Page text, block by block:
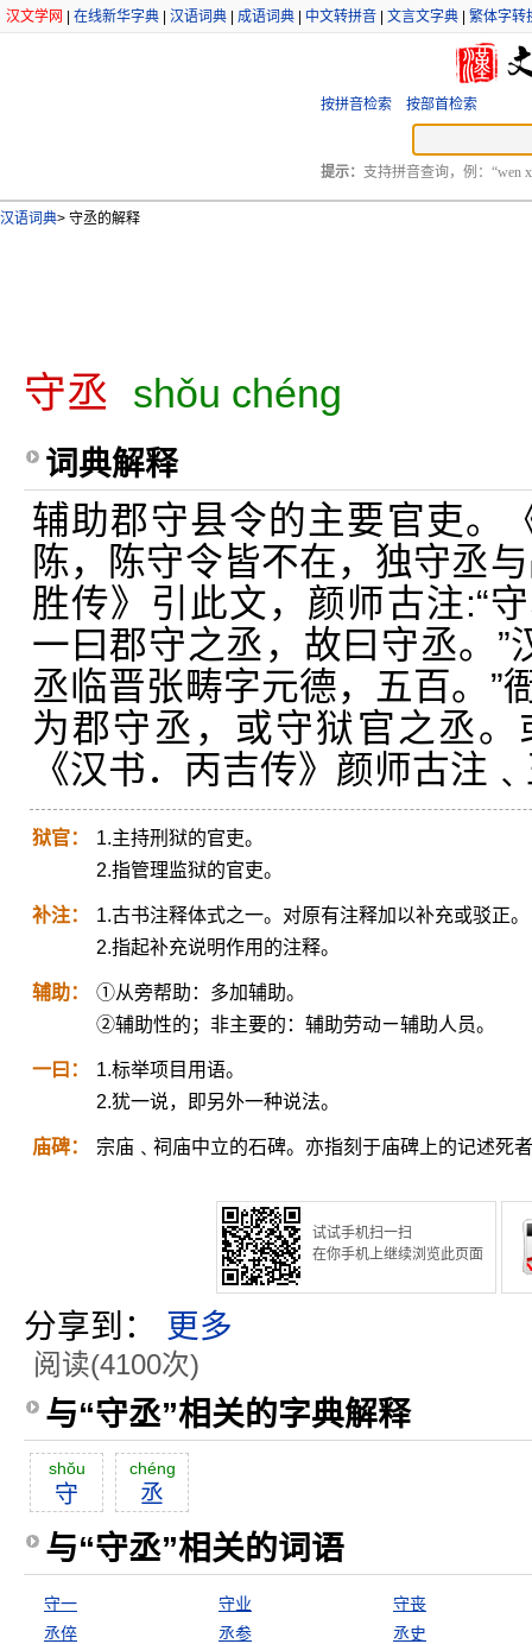
汉文学网 在线新华字典 汉语词典 成语词典 中文转拼音 文言文字典 繁体字转
按拼音检索 按部首检索
提示： 支持拼音查询，例：“wen
汉语词典> 守丞的解释
守丞 shǒu chéng
词典解释
辅助郡守县令的主要官吏。
陈，陈守令皆不在，独守丞
胜传》引此文，颜师古注:“
一曰郡守之丞，故曰守丞。”
丞临晋张畴字元德，五百。”
为郡守丞，或守狱官之丞
《汉书．丙吉传》颜师古注
狱官：
1.主持刑狱的官吏。
2.指管理监狱的官吏。
补注：
1.古书注释体式之一。对原有注释加以补充或驳正。
2.指起补充说明作用的注释。
辅助：
①从旁帮助：多加辅助。
②辅助性的；非主要的：辅助劳动ㄧ辅助人员。
一曰：
1.标举项目用语。
2.犹一说，即另外一种说法。
庙碑： 宗庙﹑祠庙中立的石碑。亦指刻于庙碑上的记述死
试试手机扫一扫
在你手机上继续浏览此页面
分享到： 更多
阅读(4100次)
与“守丞”相关的字典解释
shŏu
守
chéng
丞
与“守丞”相关的词语
守一 守业
守丧
丞倅
丞参 丞史